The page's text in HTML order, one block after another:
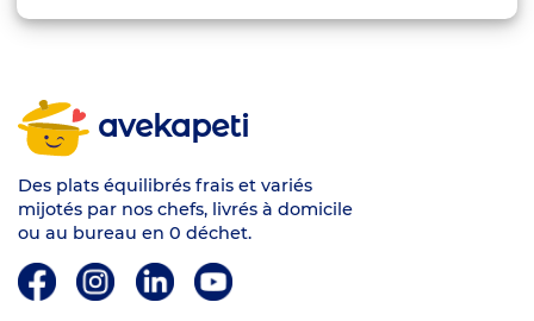
avekapeti
Des plats équilibrés frais et variés
mijotés par nos chefs, livrés à domicile
ou au bureau en 0 déchet.